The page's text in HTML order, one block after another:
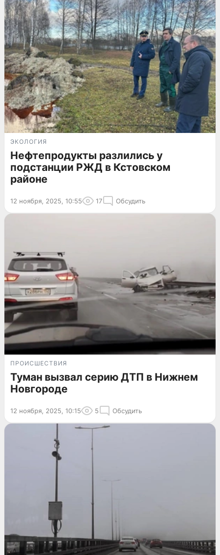
ЭКОЛОГИЯ
Нефтепродукты разлились у
подстанции РЖД в Кстовском
районе
12 ноября, 2025, 10:55 17 Обсудить
ПРОИСШЕСТВИЯ
Туман вызвал серию ДТП в Нижнем
Новгороде
12 ноября, 2025, 10:15 5 Обсудить